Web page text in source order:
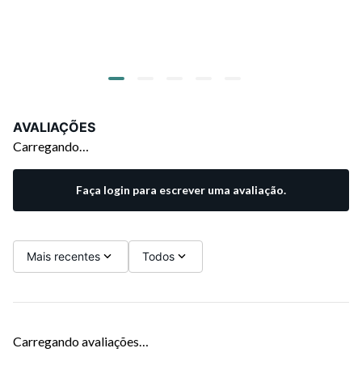
AVALIAÇÕES
Carregando…
Faça login para escrever uma avaliação.
Mais recentes Todos
Carregando avaliações…